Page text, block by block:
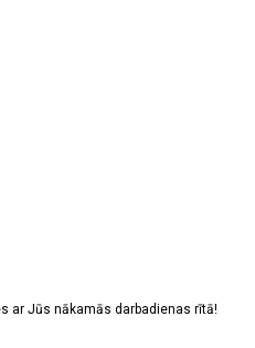
ar Jūs nākamās darbadienas rītā!